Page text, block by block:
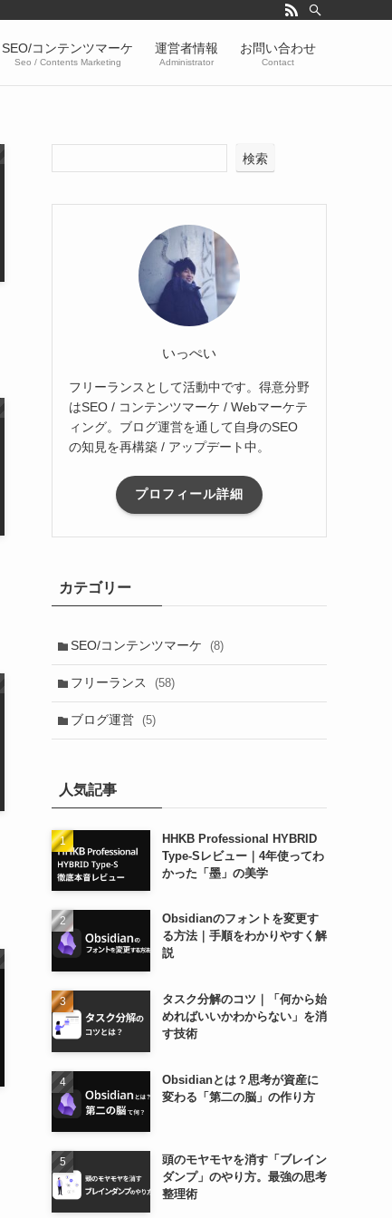
SEO/コンテンツマーケ
Seo / Contents Marketing
運営者情報
Administrator
お問い合わせ
Contact
検索
いっぺい
フリーランスとして活動中です。得意分野
はSEO / コンテンツマーケ / Webマーケテ
ィング。ブログ運営を通して自身のSEO
の知見を再構築 / アップデート中。
プロフィール詳細
カテゴリー
SEO/コンテンツマーケ (8)
フリーランス (58)
ブログ運営 (5)
人気記事
HHKB Professional HYBRID
Type-Sレビュー｜4年使ってわ
かった「墨」の美学
Obsidianのフォントを変更す
る方法｜手順をわかりやすく解
説
タスク分解のコツ｜「何から始
めればいいかわからない」を消
す技術
Obsidianとは？思考が資産に
変わる「第二の脳」の作り方
頭のモヤモヤを消す「ブレイン
ダンプ」のやり方。最強の思考
整理術